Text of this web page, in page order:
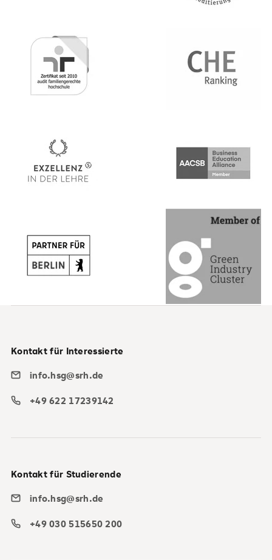
Kontakt für Interessierte
info.hsg@srh.de
+49 622 17239142
Kontakt für Studierende
info.hsg@srh.de
+49 030 515650 200